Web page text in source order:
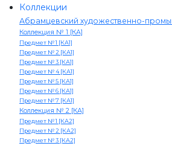
Коллекции
Абрамцевский художественно-
Коллекция № 1 [КА]
Предмет № 1 [КА1]
Предмет № 2 [КА1]
Предмет № 3 [КА1]
Предмет № 4 [КА1]
Предмет № 5 [КА1]
Предмет № 6 [КА1]
Предмет № 7 [КА1]
Коллекция № 2 [КА]
Предмет № 1 [КА2]
Предмет № 2 [КА2]
Предмет № 3 [КА2]